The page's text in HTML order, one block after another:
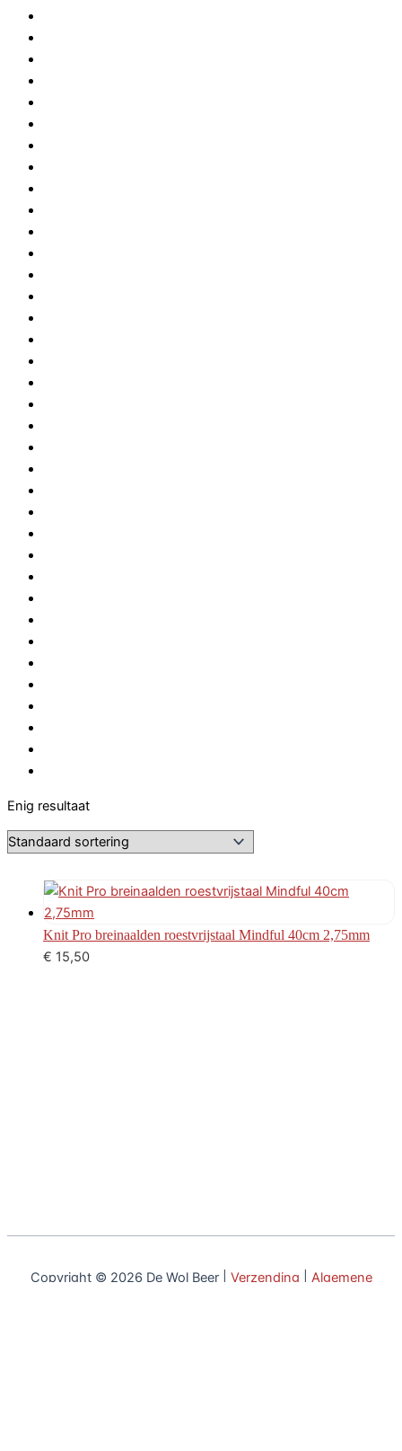
Enig resultaat
Knit Pro breinaalden roestvrijstaal Mindful 40cm 2,75mm
€ 15,50
Copyright © 2026 De Wol Beer | Verzending
Algemene